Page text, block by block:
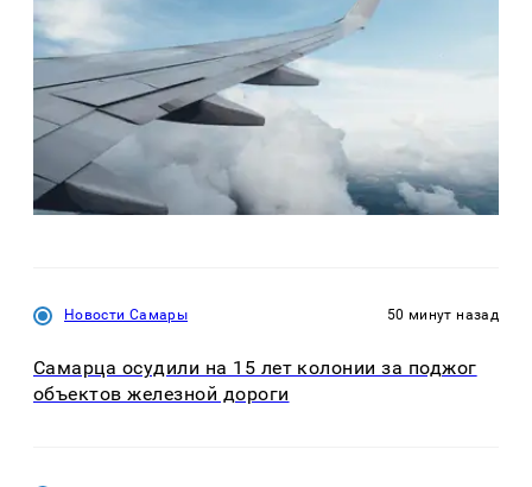
Новости Самары 50 минут назад
Самарца осудили на 15 лет колонии за поджог
объектов железной дороги